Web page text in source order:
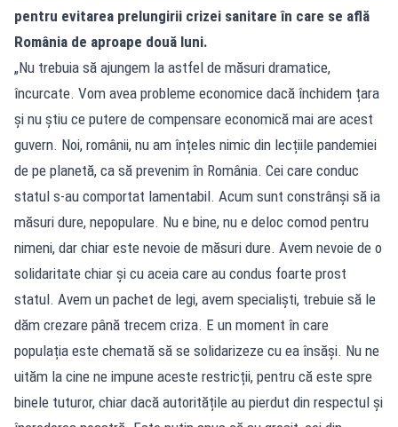
pentru evitarea prelungirii crizei sanitare în care se află
România de aproape două luni.
„Nu trebuia să ajungem la astfel de măsuri dramatice,
încurcate. Vom avea probleme economice dacă închidem țara
și nu știu ce putere de compensare economică mai are acest
guvern. Noi, românii, nu am înțeles nimic din lecțiile pandemiei
de pe planetă, ca să prevenim în România. Cei care conduc
statul s-au comportat lamentabil. Acum sunt constrânși să ia
măsuri dure, nepopulare. Nu e bine, nu e deloc comod pentru
nimeni, dar chiar este nevoie de măsuri dure. Avem nevoie de o
solidaritate chiar și cu aceia care au condus foarte prost
statul. Avem un pachet de legi, avem specialiști, trebuie să le
dăm crezare până trecem criza. E un moment în care
populația este chemată să se solidarizeze cu ea însăși. Nu ne
uităm la cine ne impune aceste restricții, pentru că este spre
binele tuturor, chiar dacă autoritățile au pierdut din respectul și